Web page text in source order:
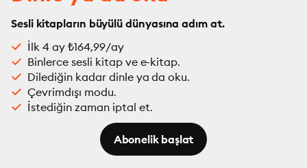
Sesli kitapların büyülü dünyasına adım at.
İlk 4 ay ₺164,99/ay
Binlerce sesli kitap ve e-kitap.
Dilediğin kadar dinle ya da oku.
Çevrimdışı modu.
İstediğin zaman iptal et.
Abonelik başlat